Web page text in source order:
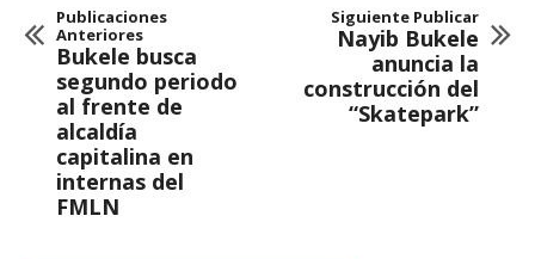
Publicaciones
Anteriores
Bukele busca
segundo periodo
al frente de
alcaldía
capitalina en
internas del
FMLN
Siguiente Publicar
Nayib Bukele
anuncia la
construcción del
“Skatepark”